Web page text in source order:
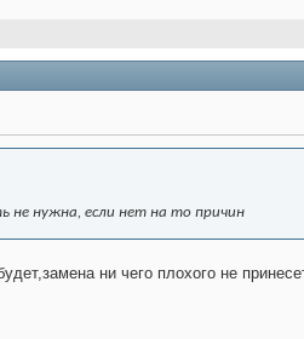
не нужна, если нет на то причин
ни чего плохого не